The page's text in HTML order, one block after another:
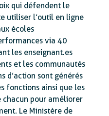
qui défendent le
utiliser l’outil en ligne
écoles
via 40
les enseignant.es
et les communautés
d’action sont générés
fonctions ainsi que les
pour améliorer
Le Ministère de